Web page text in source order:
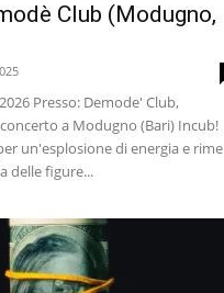
Club (Modugno,
Presso: Demode' Club,
a Modugno (Bari) Incub!
un'esplosione di energia e rime
delle figure...